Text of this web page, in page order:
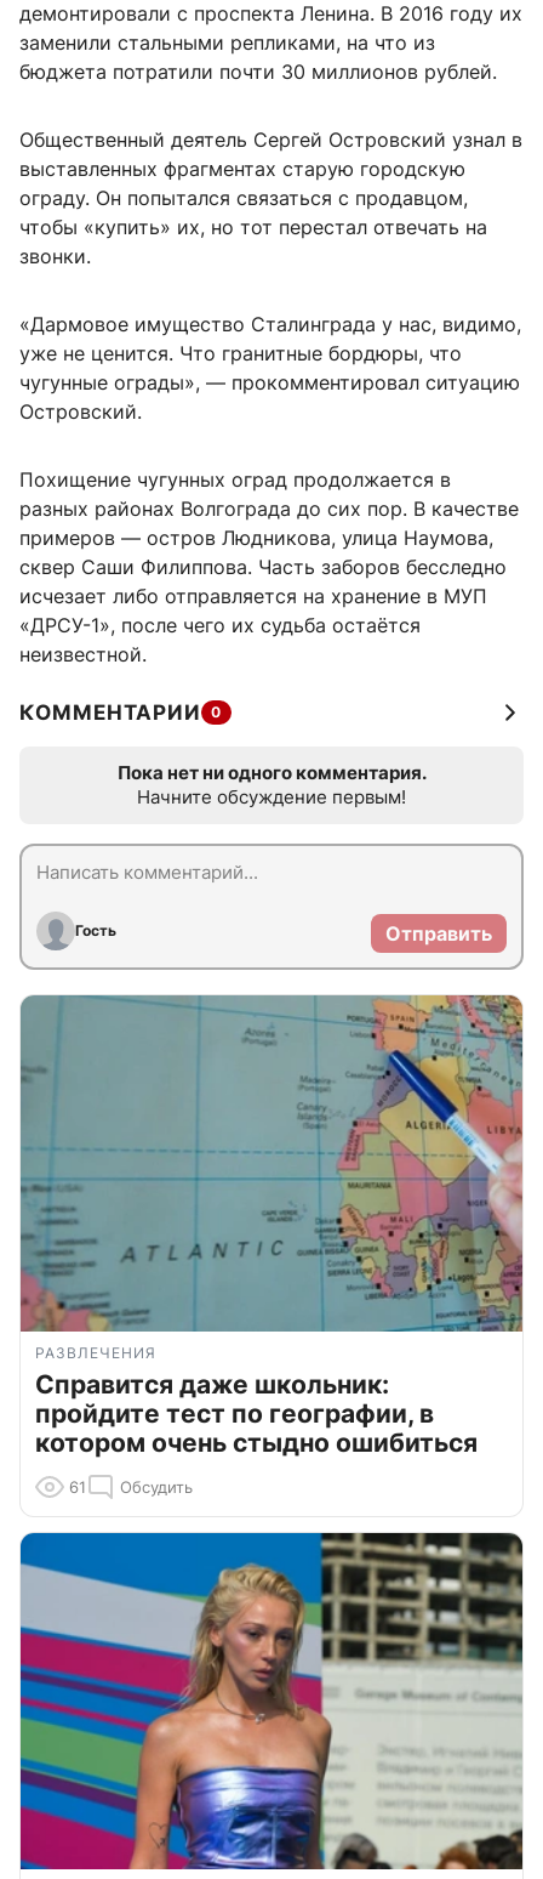
демонтировали с проспекта Ленина. В 2016 году их
заменили стальными репликами, на что из
бюджета потратили почти 30 миллионов рублей.
Общественный деятель Сергей Островский узнал в
выставленных фрагментах старую городскую
ограду. Он попытался связаться с продавцом,
чтобы «купить» их, но тот перестал отвечать на
звонки.
«Дармовое имущество Сталинграда у нас, видимо,
уже не ценится. Что гранитные бордюры, что
чугунные ограды», — прокомментировал ситуацию
Островский.
Похищение чугунных оград продолжается в
разных районах Волгограда до сих пор. В качестве
примеров — остров Людникова, улица Наумова,
сквер Саши Филиппова. Часть заборов бесследно
исчезает либо отправляется на хранение в МУП
«ДРСУ-1», после чего их судьба остаётся
неизвестной.
КОММЕНТАРИИ 0
Пока нет ни одного комментария.
Начните обсуждение первым!
Гость Отправить
РАЗВЛЕЧЕНИЯ
Справится даже школьник:
пройдите тест по географии, в
котором очень стыдно ошибиться
61 Обсудить